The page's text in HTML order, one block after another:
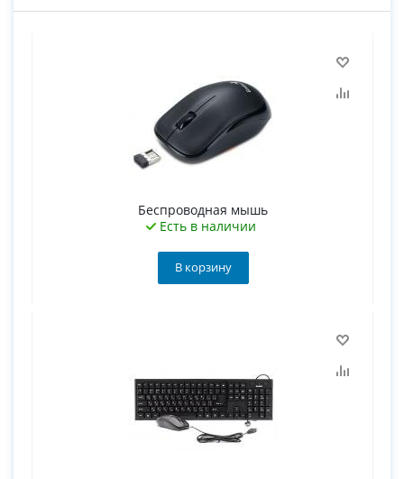
Беспроводная мышь
Есть в наличии
В корзину